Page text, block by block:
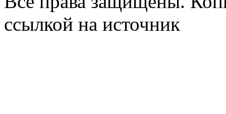
ссылкой на источник